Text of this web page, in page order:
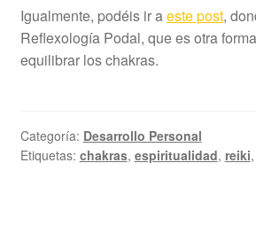
Igualmente, podéis ir aeste post,
Reflexología Podal, que es otra
equilibrar los chakras.
Categoría: Desarrollo Personal
Etiquetas: chakras, espiritualidad, reiki,